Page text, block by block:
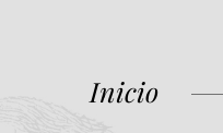
Inicio